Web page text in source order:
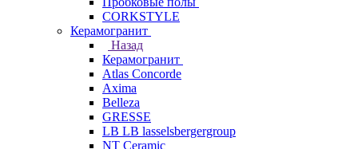
CORKSTYLE
Керамогранит
Назад
Керамогранит
Atlas Concorde
Axima
Belleza
GRESSE
LB LB lasselsbergergroup
NT Ceramic